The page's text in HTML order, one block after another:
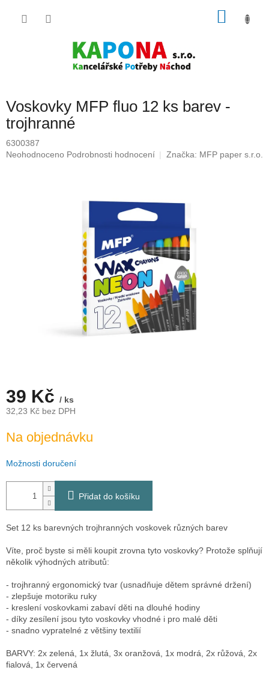
Voskovky MFP fluo 12 ks barev -
trojhranné
6300387
Průměrné
Neohodnoceno Podrobnosti hodnocení Značka: MFP paper s.r.o.
39 Kč / ks
32,23 Kč bez DPH
cena:
Na objednávku
Možnosti doručení
Přidat do košíku
Set 12 ks barevných trojhranných voskovek různých barev
Víte, proč byste si měli koupit zrovna tyto voskovky? Protože splňují
několik výhodných atributů:
- trojhranný ergonomický tvar (usnadňuje dětem správné držení)
- zlepšuje motoriku ruky
- kreslení voskovkami zabaví děti na dlouhé hodiny
- díky zesílení jsou tyto voskovky vhodné i pro malé děti
- snadno vypratelné z většiny textilií
BARVY: 2x zelená, 1x žlutá, 3x oranžová, 1x modrá, 2x růžová, 2x
fialová, 1x červená